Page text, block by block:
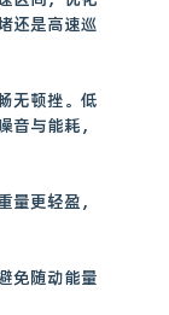
还是高速巡
无顿挫。低
与能耗，
更轻盈，
免随动能量